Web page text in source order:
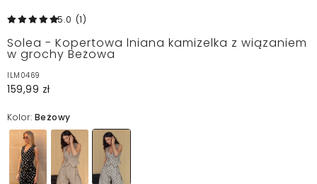
5.0 (1)
Solea - Kopertowa lniana kamizelka z wiązaniem
w grochy Beżowa
ILM0469
159,99 zł
Kolor: Beżowy